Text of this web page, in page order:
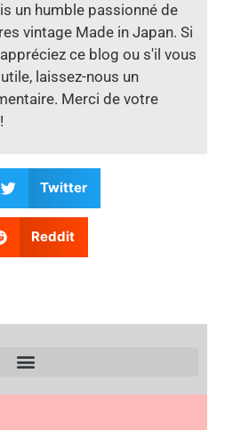
un humble passionné de
vintage Made in Japan. Si
ce blog ou s'il vous
laissez-nous un
Merci de votre
Twitter
Reddit